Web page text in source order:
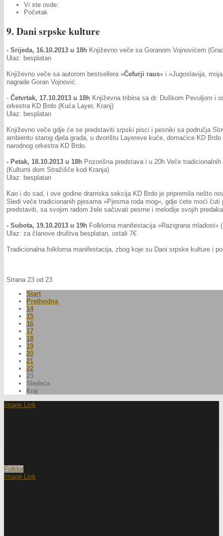
Vi ste ovde:
Početak
9. Dani srpske kulture
- Srijeda, 16.10.2013 u 18h Književno veče sa Goranom Vojnovićem
Ulaz: besplatan
Književno veče sa autorom bestsellera »Čefurji raus« i »Jugoslavija,
nagrade Goran Vojnović.
- Četvrtak, 17.10.2013 u 18h Književna tribina sa dr. Duškom Pevuljom i
orkestra KD Brdo (Kuća Layer, Kranj)
Ulaz: besplatan
Književno veče gdje će se predstaviti srpski pisci i pesniki sa područja
ambientu starog djela grada, u dvorištu Layereve kuće, domaćice KD
narodnog orkestra KD Brdo.
- Petak, 18.10.2013 u 18h Pozorišna predstava i u 20h Veče
(Kulturni dom Stražišče kod Kranja)
Ulaz: besplatan
Kao i do sad, i ove godine dramska sekcija KD Brdo je pripremila nešto
Sledi veče tradicionanih pjesama »Pjesma roda mog«, gdje ćete moći
predstaviti, sa svojim radom žele sačuvati pesme i melodije svojih
- Subota, 19.10.2013 u 19h Folklorna manifestacija »Razigrana
Ulaz: za članove društva besplatan, ostali 7€
Tradicionalna folklorna manifestacija, zbog koje su Dani srpske kulture i
Strana 23 od 23
Start
Prethodna
14
15
16
17
18
19
20
21
22
23
Sledeća
Kraj
Image Link
Folklor
Image Link